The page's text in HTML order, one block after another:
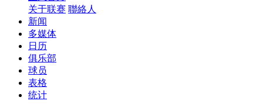
关于联赛 聯絡人
新闻
多媒体
日历
俱乐部
球员
表格
统计